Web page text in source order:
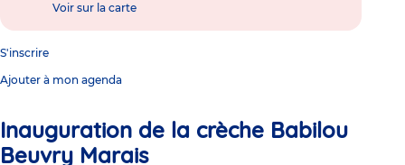
Inauguration de la crèche Babilou
Beuvry Marais
Voir sur la carte
S'inscrire
Ajouter à mon agenda